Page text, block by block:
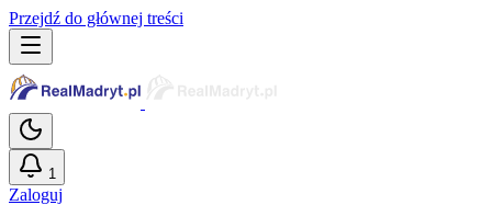
Przejdź do głównej treści
1
Zaloguj